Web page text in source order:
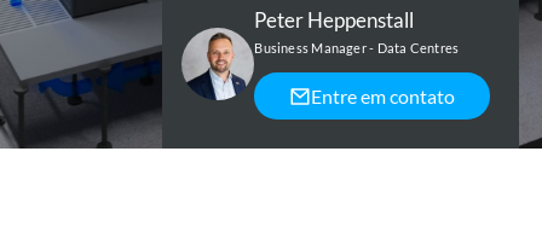
Peter Heppenstall
Business Manager - Data Centres
Entre em contato